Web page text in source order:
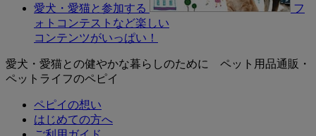
愛犬・愛猫と参加する
フ
ォトコンテストなど楽しい
コンテンツがいっぱい！
愛犬・愛猫との健やかな暮らしのために ペット用品通販・
ペットライフのペピイ
ペピイの想い
はじめての方へ